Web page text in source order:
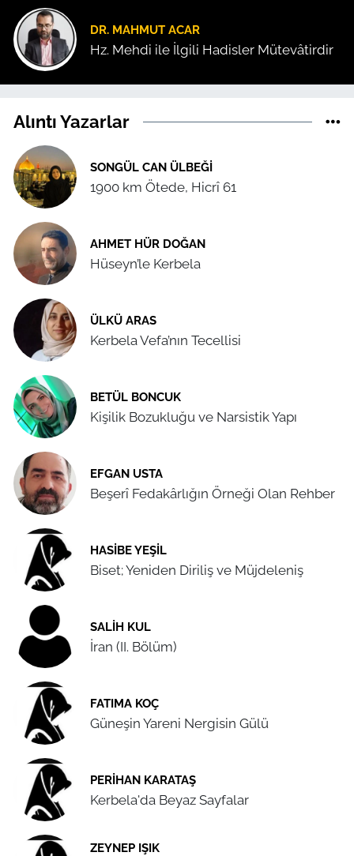
DR. MAHMUT ACAR
Hz. Mehdi ile İlgili Hadisler Mütevâtirdir
Alıntı Yazarlar
SONGÜL CAN ÜLBEĞI
1900 km Ötede, Hicrî 61
AHMET HÜR DOĞAN
Hüseyn’le Kerbela
ÜLKÜ ARAS
Kerbela Vefa’nın Tecellisi
BETÜL BONCUK
Kişilik Bozukluğu ve Narsistik Yapı
EFGAN USTA
Beşerî Fedakârlığın Örneği Olan Rehber
HASIBE YEŞIL
Biset; Yeniden Diriliş ve Müjdeleniş
SALIH KUL
İran (II. Bölüm)
FATIMA KOÇ
Güneşin Yareni Nergisin Gülü
PERIHAN KARATAŞ
Kerbela'da Beyaz Sayfalar
ZEYNEP IŞIK